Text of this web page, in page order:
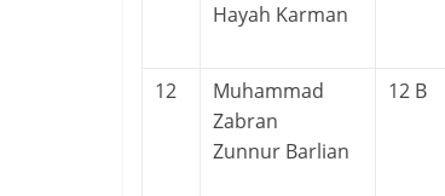
Hayah Karman
12
Muhammad
Zabran
Zunnur Barlian
12 B